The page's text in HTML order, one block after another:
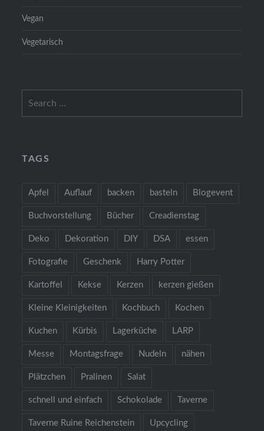
Vegan
Vegetarisch
TAGS
Apfel Auflauf backen basteln Blogevent
Buchvorstellung Bücher Creadienstag
Deko Dekoration DIY DSA essen
Fotografie Geschenk Harry Potter
Kartoffel Kekse Kerzen kerzen gießen
Kleine Kleinigkeiten Kochbuch Kochen
Kuchen Kürbis Lagerküche LARP
Messe Montagsfrage Nudeln nähen
Plätzchen Pralinen Salat
schnell und einfach Schokolade Taverne
Taverne Ruine Reichenstein Upcycling